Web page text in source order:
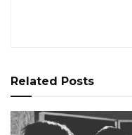
Related Posts